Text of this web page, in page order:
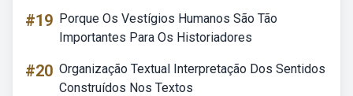
#19 Porque Os Vestígios Humanos São Tão
Importantes Para Os Historiadores
#20 Organização Textual Interpretação Dos Sentidos
Construídos Nos Textos